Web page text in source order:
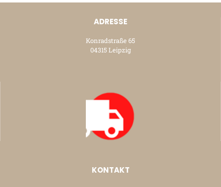
ADRESSE
Konradstraße 65
04315 Leipzig
KONTAKT